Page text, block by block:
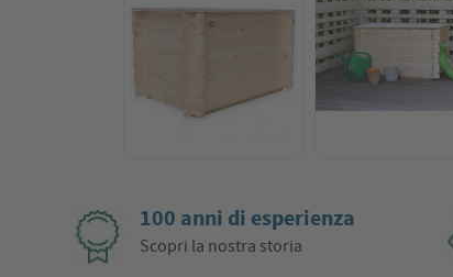
100 anni di esperienza
Scopri la nostra storia